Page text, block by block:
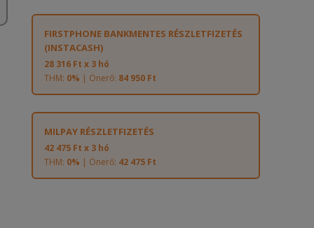
FIRSTPHONE BANKMENTES RÉSZLETFIZETÉS
(INSTACASH)
28 316 Ft x 3 hó
THM: 0% | Önerő: 84 950 Ft
MILPAY RÉSZLETFIZETÉS
42 475 Ft x 3 hó
THM: 0% | Önerő: 42 475 Ft